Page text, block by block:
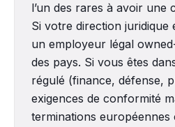
l’un des rares à avoir une
Si votre direction juridique
un employeur légal
des pays. Si vous êtes
régulé (finance, défense,
exigences de conformité
terminations européennes